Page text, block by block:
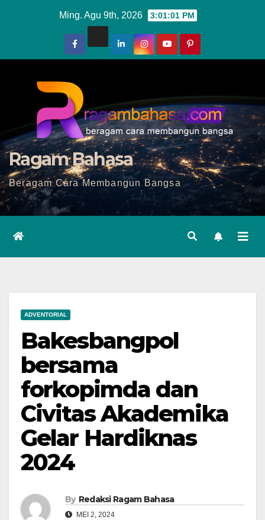
Ming. Agu 9th, 2026 3:01:03 PM
Ragam Bahasa
Beragam Cara Membangun Bangsa
ADVENTORIAL
Bakesbangpol
bersama
forkopimda dan
Civitas Akademika
Gelar Hardiknas
2024
By Redaksi Ragam Bahasa
MEI 2, 2024